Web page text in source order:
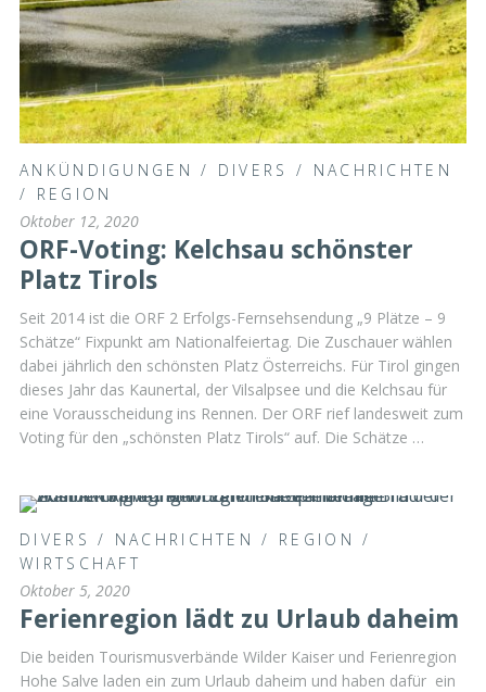
ANKÜNDIGUNGEN / DIVERS / NACHRICHTEN
/ REGION
Oktober 12, 2020
ORF-Voting: Kelchsau schönster
Platz Tirols
Seit 2014 ist die ORF 2 Erfolgs-Fernsehsendung „9 Plätze – 9
Schätze“ Fixpunkt am Nationalfeiertag. Die Zuschauer wählen
dabei jährlich den schönsten Platz Österreichs. Für Tirol gingen
dieses Jahr das Kaunertal, der Vilsalpsee und die Kelchsau für
eine Vorausscheidung ins Rennen. Der ORF rief landesweit zum
Voting für den „schönsten Platz Tirols“ auf. Die Schätze …
DIVERS / NACHRICHTEN / REGION /
WIRTSCHAFT
Oktober 5, 2020
Ferienregion lädt zu Urlaub daheim
Die beiden Tourismusverbände Wilder Kaiser und Ferienregion
Hohe Salve laden ein zum Urlaub daheim und haben dafür ein